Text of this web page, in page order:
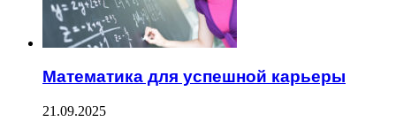
Математика для успешной карьеры
21.09.2025